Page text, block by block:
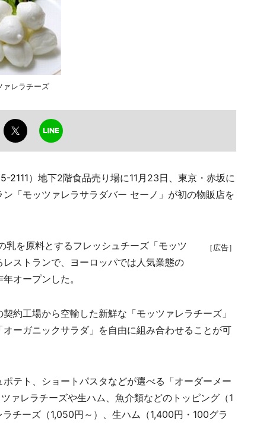
ァレラチーズ
2111）地下2階食品売り場に11月23日、東京・赤坂に
「モッツァレラサラダバー セーノ」が初の物販店を
［広告］
を原料とするフレッシュチーズ「モッツ
ストランで、ヨーロッパでは人気業態の
オープンした。
約工場から空輸した新鮮な「モッツァレラチーズ」
ーガニックサラダ」を自由に組み合わせることが可
テト、ショートパスタなどが選べる「オーダーメー
ァレラチーズや生ハム、魚介類などのトッピング（1
チーズ（1,050円～）、生ハム（1,400円・100グラ